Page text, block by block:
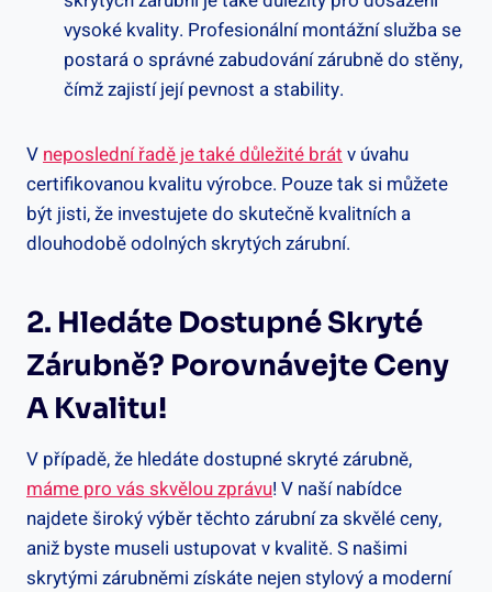
vysoké kvality. Profesionální montážní služba se
postará o správné zabudování zárubně do stěny,
čímž zajistí její pevnost a stability.
V neposlední řadě je také důležité brát v úvahu
certifikovanou kvalitu výrobce. Pouze tak si můžete
být jisti, že investujete do skutečně kvalitních a
dlouhodobě odolných skrytých zárubní.
2. Hledáte Dostupné Skryté
Zárubně? Porovnávejte Ceny
A Kvalitu!
V případě, že hledáte dostupné skryté zárubně,
máme pro vás skvělou zprávu! V naší nabídce
najdete široký výběr těchto zárubní za skvělé ceny,
aniž byste museli ustupovat v kvalitě. S našimi
skrytými zárubněmi získáte nejen stylový a moderní